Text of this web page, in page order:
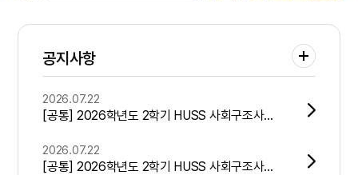
공지사항
2026.07.22
[공통] 2026학년도 2학기 HUSS 사회구조사업단 정규 교육과정 수강신청 안내
2026.07.22
[공통] 2026학년도 2학기 HUSS 사회구조사업단 정규 교육과정(포용사회 컨소시엄) 및 학사일정 안내